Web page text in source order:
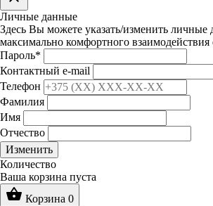
Личные данные
Здесь Вы можете указать/изменить личные
максимально комфортного взаимодействия
Пароль*
Контактный e-mail
Телефон
Фамилия
Имя
Отчество
Изменить
Количество
Ваша корзина пуста
shopping_basket Корзина 0